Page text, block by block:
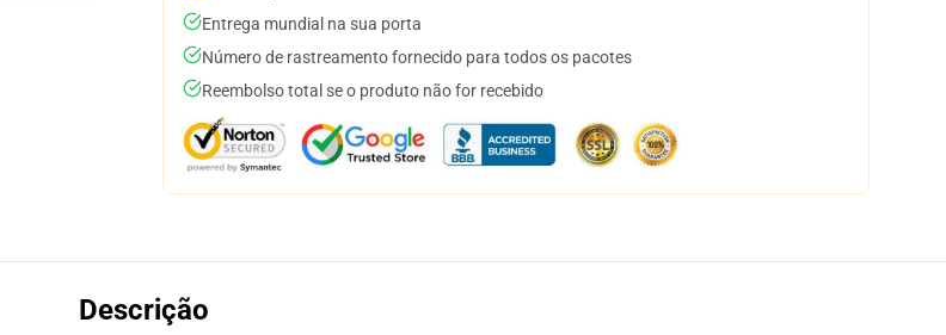
Entrega mundial na sua porta
Número de rastreamento fornecido para todos os pacotes
Reembolso total se o produto não for recebido
Descrição